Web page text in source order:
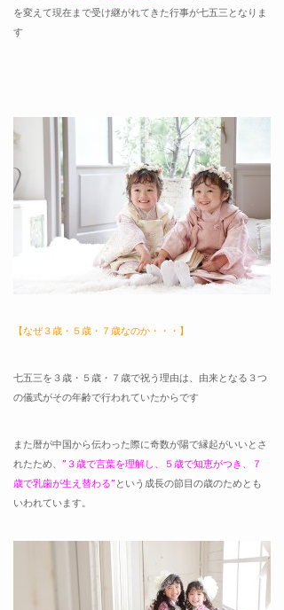
を変えて現在まで受け継がれてきた行事が七五三となりま
す
【なぜ３歳・５歳・７歳なのか・・・】
七五三を３歳・５歳・７歳で祝う理由は、由来となる３つ
の儀式がその年齢で行われていたからです
また暦が中国から伝わった際に奇数が陽で縁起がいいとさ
れたため、 ”３歳で言葉を理解し、５歳で知恵がつき、７
歳で乳歯が生え替わる” という成長の節目の歳のためとも
いわれています。